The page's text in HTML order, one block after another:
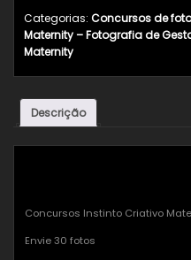
Categorias: Concursos de
Maternity – Fotografia de
Maternity
Descrição
Concursos Instinto Criativo
Envie 30 fotos